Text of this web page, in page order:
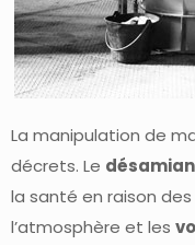
La manipulation de
décrets. Le
la santé en raison des
l’atmosphère et les